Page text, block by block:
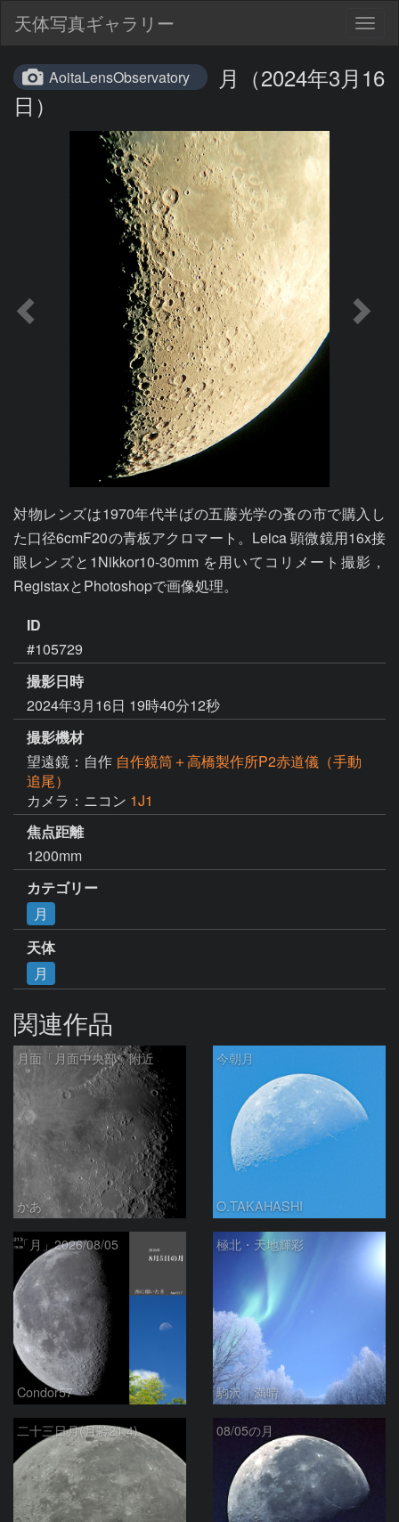
天体写真ギャラリー
AoitaLensObservatory
月（2024年3月16
日）
対物レンズは1970年代半ばの五藤光学の蚤の市で購入し
た口径6cmF20の青板アクロマート。Leica 顕微鏡用16x接
眼レンズと1Nikkor10-30mm を用いてコリメート撮影，
RegistaxとPhotoshopで画像処理。
ID
#105729
撮影日時
2024年3月16日 19時40分12秒
撮影機材
望遠鏡：自作 自作鏡筒＋高橋製作所P2赤道儀（手動
追尾）
カメラ：ニコン 1J1
焦点距離
1200mm
カテゴリー
月
天体
月
関連作品
月面「月面中央部」附近
かあ
今朝月
O.TAKAHASHI
「月」2026/08/05
Condor57
極北・天地輝彩
駒沢 満晴
二十三日月(月齢21.4) 08/05の月